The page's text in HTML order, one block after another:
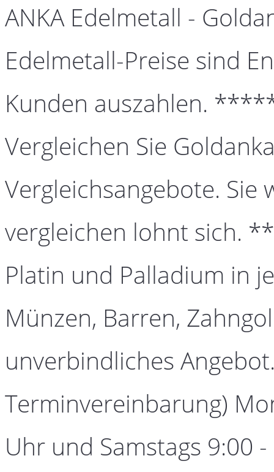
ANKA Edelmetall -
Edelmetall-Preise sind
Kunden auszahlen.
Vergleichen Sie
Vergleichsangebote. Sie
vergleichen lohnt sich.
Platin und Palladium in
Münzen, Barren,
unverbindliches
Terminvereinbarung)
Uhr und Samstags 9:00